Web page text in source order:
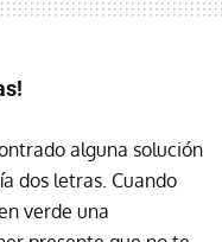
alguna solución
dos letras. Cuando
verde una